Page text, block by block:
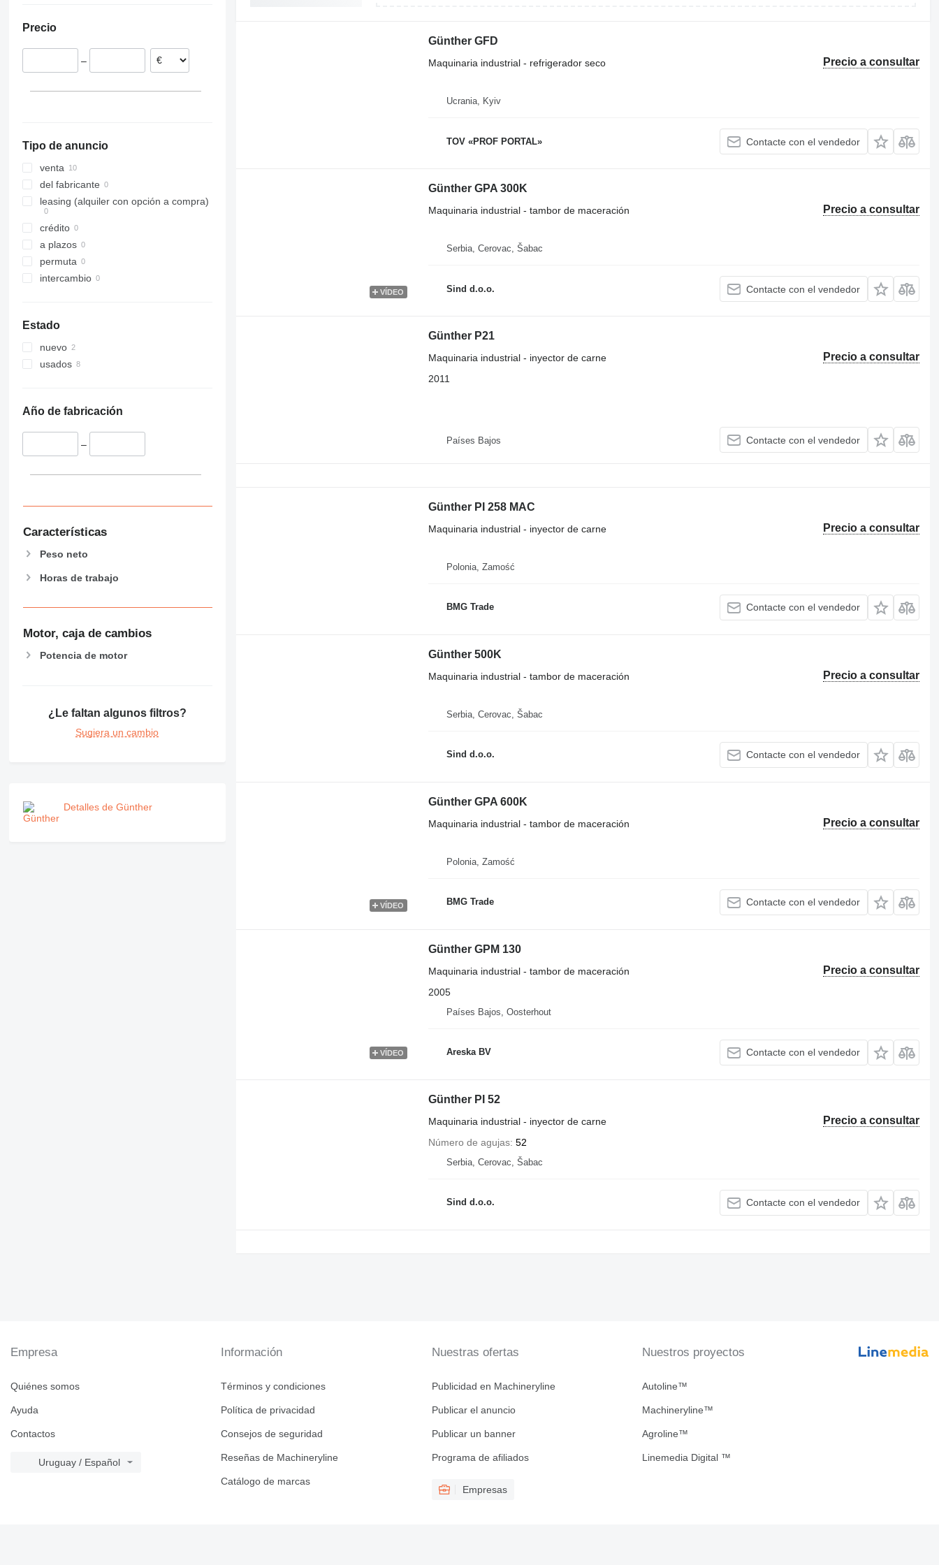
Precio
–
Tipo de anuncio
venta
del fabricante
leasing (alquiler con opción a compra)
crédito
a plazos
permuta
intercambio
Estado
nuevo
usados
Año de fabricación
–
Características
Peso neto
Horas de trabajo
Motor, caja de cambios
Potencia de motor
¿Le faltan algunos filtros?
Sugiera un cambio
Detalles de Günther
Günther GFD
Precio a consultar
Maquinaria industrial - refrigerador seco
Ucrania, Kyiv
TOV «PROF PORTAL» Contacte con el vendedor
VÍDEO
Günther GPA 300K
Precio a consultar
Maquinaria industrial - tambor de maceración
Serbia, Cerovac, Šabac
Sind d.o.o. Contacte con el vendedor
Günther P21
Precio a consultar
Maquinaria industrial - inyector de carne
2011
Países Bajos Contacte con el vendedor
Günther PI 258 MAC
Precio a consultar
Maquinaria industrial - inyector de carne
Polonia, Zamość
BMG Trade Contacte con el vendedor
Günther 500K
Precio a consultar
Maquinaria industrial - tambor de maceración
Serbia, Cerovac, Šabac
Sind d.o.o. Contacte con el vendedor
VÍDEO
Günther GPA 600K
Precio a consultar
Maquinaria industrial - tambor de maceración
Polonia, Zamość
BMG Trade Contacte con el vendedor
VÍDEO
Günther GPM 130
Precio a consultar
Maquinaria industrial - tambor de maceración
2005
Países Bajos, Oosterhout
Areska BV Contacte con el vendedor
Günther PI 52
Precio a consultar
Maquinaria industrial - inyector de carne
Número de agujas 52
Serbia, Cerovac, Šabac
Sind d.o.o. Contacte con el vendedor
Empresa
Quiénes somos
Ayuda
Contactos
Uruguay / Español
Información
Términos y condiciones
Política de privacidad
Consejos de seguridad
Reseñas de Machineryline
Catálogo de marcas
Nuestras ofertas
Publicidad en Machineryline
Publicar el anuncio
Publicar un banner
Programa de afiliados
Empresas
Nuestros proyectos
Autoline™
Machineryline™
Agroline™
Linemedia Digital ™